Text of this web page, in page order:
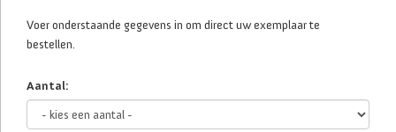
Voer onderstaande gegevens in om direct uw exemplaar te
bestellen.
Aantal: